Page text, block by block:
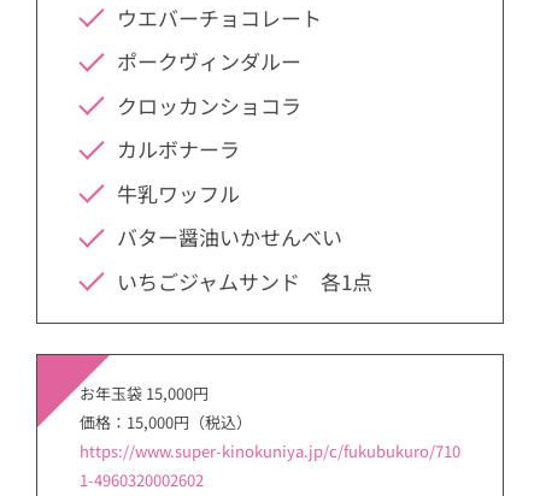
ウエバーチョコレート
ポークヴィンダルー
クロッカンショコラ
カルボナーラ
牛乳ワッフル
バター醤油いかせんべい
いちごジャムサンド 各1点
お年玉袋 15,000円
価格：15,000円（税込）
https://www.super-kinokuniya.jp/c/fukubukuro/710
1-4960320002602